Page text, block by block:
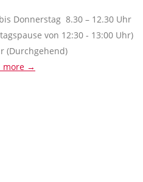
Donnerstag 8.30 – 12.30 Uhr
von 12:30 - 13:00 Uhr)
(Durchgehend)
more →